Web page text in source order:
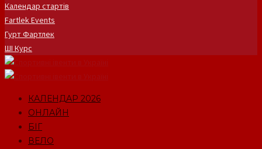
Календар стартів
Fartlek Events
Гурт Фартлек
ШІ Курс
КАЛЕНДАР 2026
ОНЛАЙН
БІГ
ВЕЛО